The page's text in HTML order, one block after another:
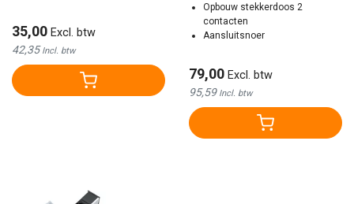
35,00 Excl. btw
42,35Incl. btw
Opbouw stekkerdoos 2
contacten
Aansluitsnoer
79,00 Excl. btw
95,59 Incl. btw